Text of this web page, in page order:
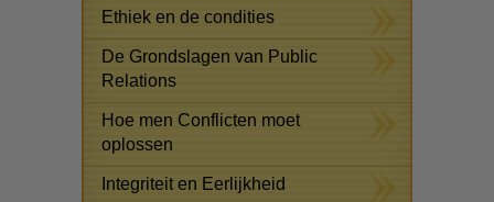
Ethiek en de condities
De Grondslagen van Public
Relations
Hoe men Conflicten moet
oplossen
Integriteit en Eerlijkheid